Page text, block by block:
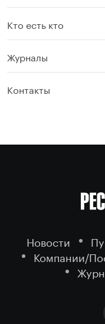
Кто есть кто
Журналы
Контакты
Новости
Компании/